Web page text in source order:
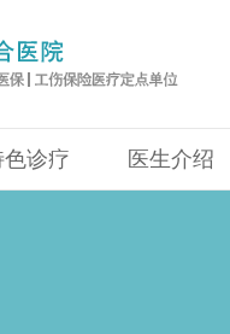
色诊疗 医生介绍